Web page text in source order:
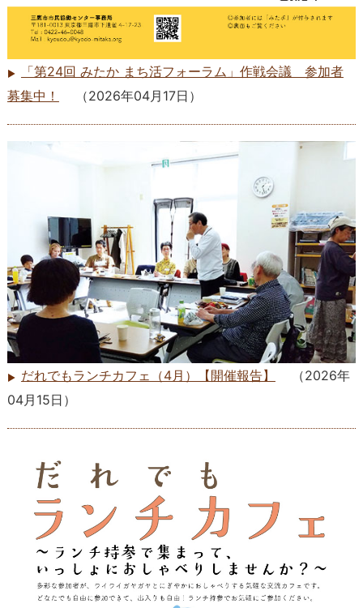
「第24回 みたか まち活フォーラム」作戦会議 参加者
募集中！
（2026年04月17日 ）
だれでもランチカフェ（4月）【開催報告】 （2026年
04月15日 ）